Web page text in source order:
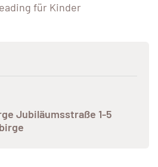
für Kinder
Jubiläumsstraße 1-5